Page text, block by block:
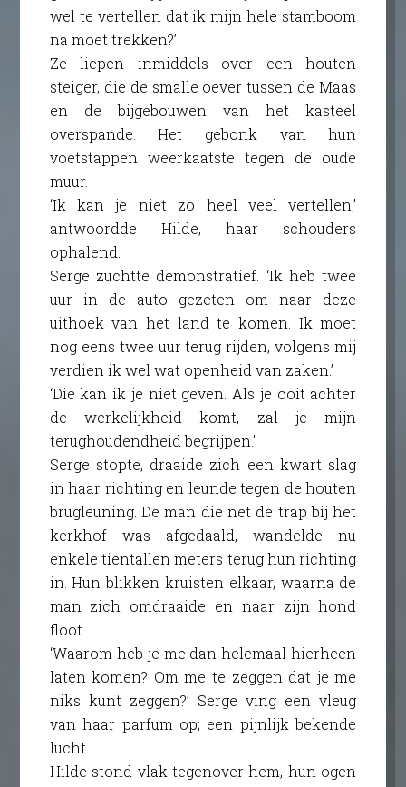
wel te vertellen dat ik mijn hele stamboom
na moet trekken?’
Ze liepen inmiddels over een houten
steiger, die de smalle oever tussen de Maas
en de bijgebouwen van het kasteel
overspande. Het gebonk van hun
voetstappen weerkaatste tegen de oude
muur.
‘Ik kan je niet zo heel veel vertellen,’
antwoordde Hilde, haar schouders
ophalend.
Serge zuchtte demonstratief. ‘Ik heb twee
uur in de auto gezeten om naar deze
uithoek van het land te komen. Ik moet
nog eens twee uur terug rijden, volgens mij
verdien ik wel wat openheid van zaken.’
‘Die kan ik je niet geven. Als je ooit achter
de werkelijkheid komt, zal je mijn
terughoudendheid begrijpen.’
Serge stopte, draaide zich een kwart slag
in haar richting en leunde tegen de houten
brugleuning. De man die net de trap bij het
kerkhof was afgedaald, wandelde nu
enkele tientallen meters terug hun richting
in. Hun blikken kruisten elkaar, waarna de
man zich omdraaide en naar zijn hond
floot.
‘Waarom heb je me dan helemaal hierheen
laten komen? Om me te zeggen dat je me
niks kunt zeggen?’ Serge ving een vleug
van haar parfum op; een pijnlijk bekende
lucht.
Hilde stond vlak tegenover hem, hun ogen